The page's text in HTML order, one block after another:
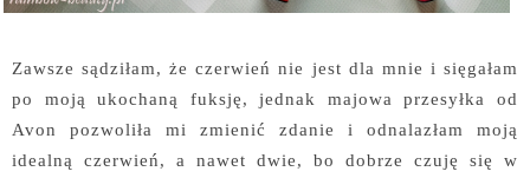
Zawsze sądziłam, że czerwień nie jest dla mnie i sięgałam
po moją ukochaną fuksję, jednak majowa przesyłka od
Avon pozwoliła mi zmienić zdanie i odnalazłam moją
idealną czerwień, a nawet dwie, bo dobrze czuję się w